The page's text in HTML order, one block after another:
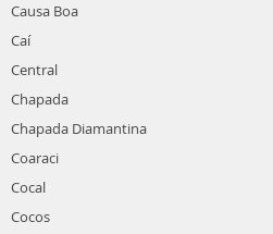
Causa Boa
Caí
Central
Chapada
Chapada Diamantina
Coaraci
Cocal
Cocos